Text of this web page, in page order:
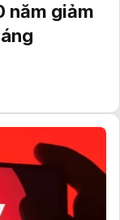
năm giảm